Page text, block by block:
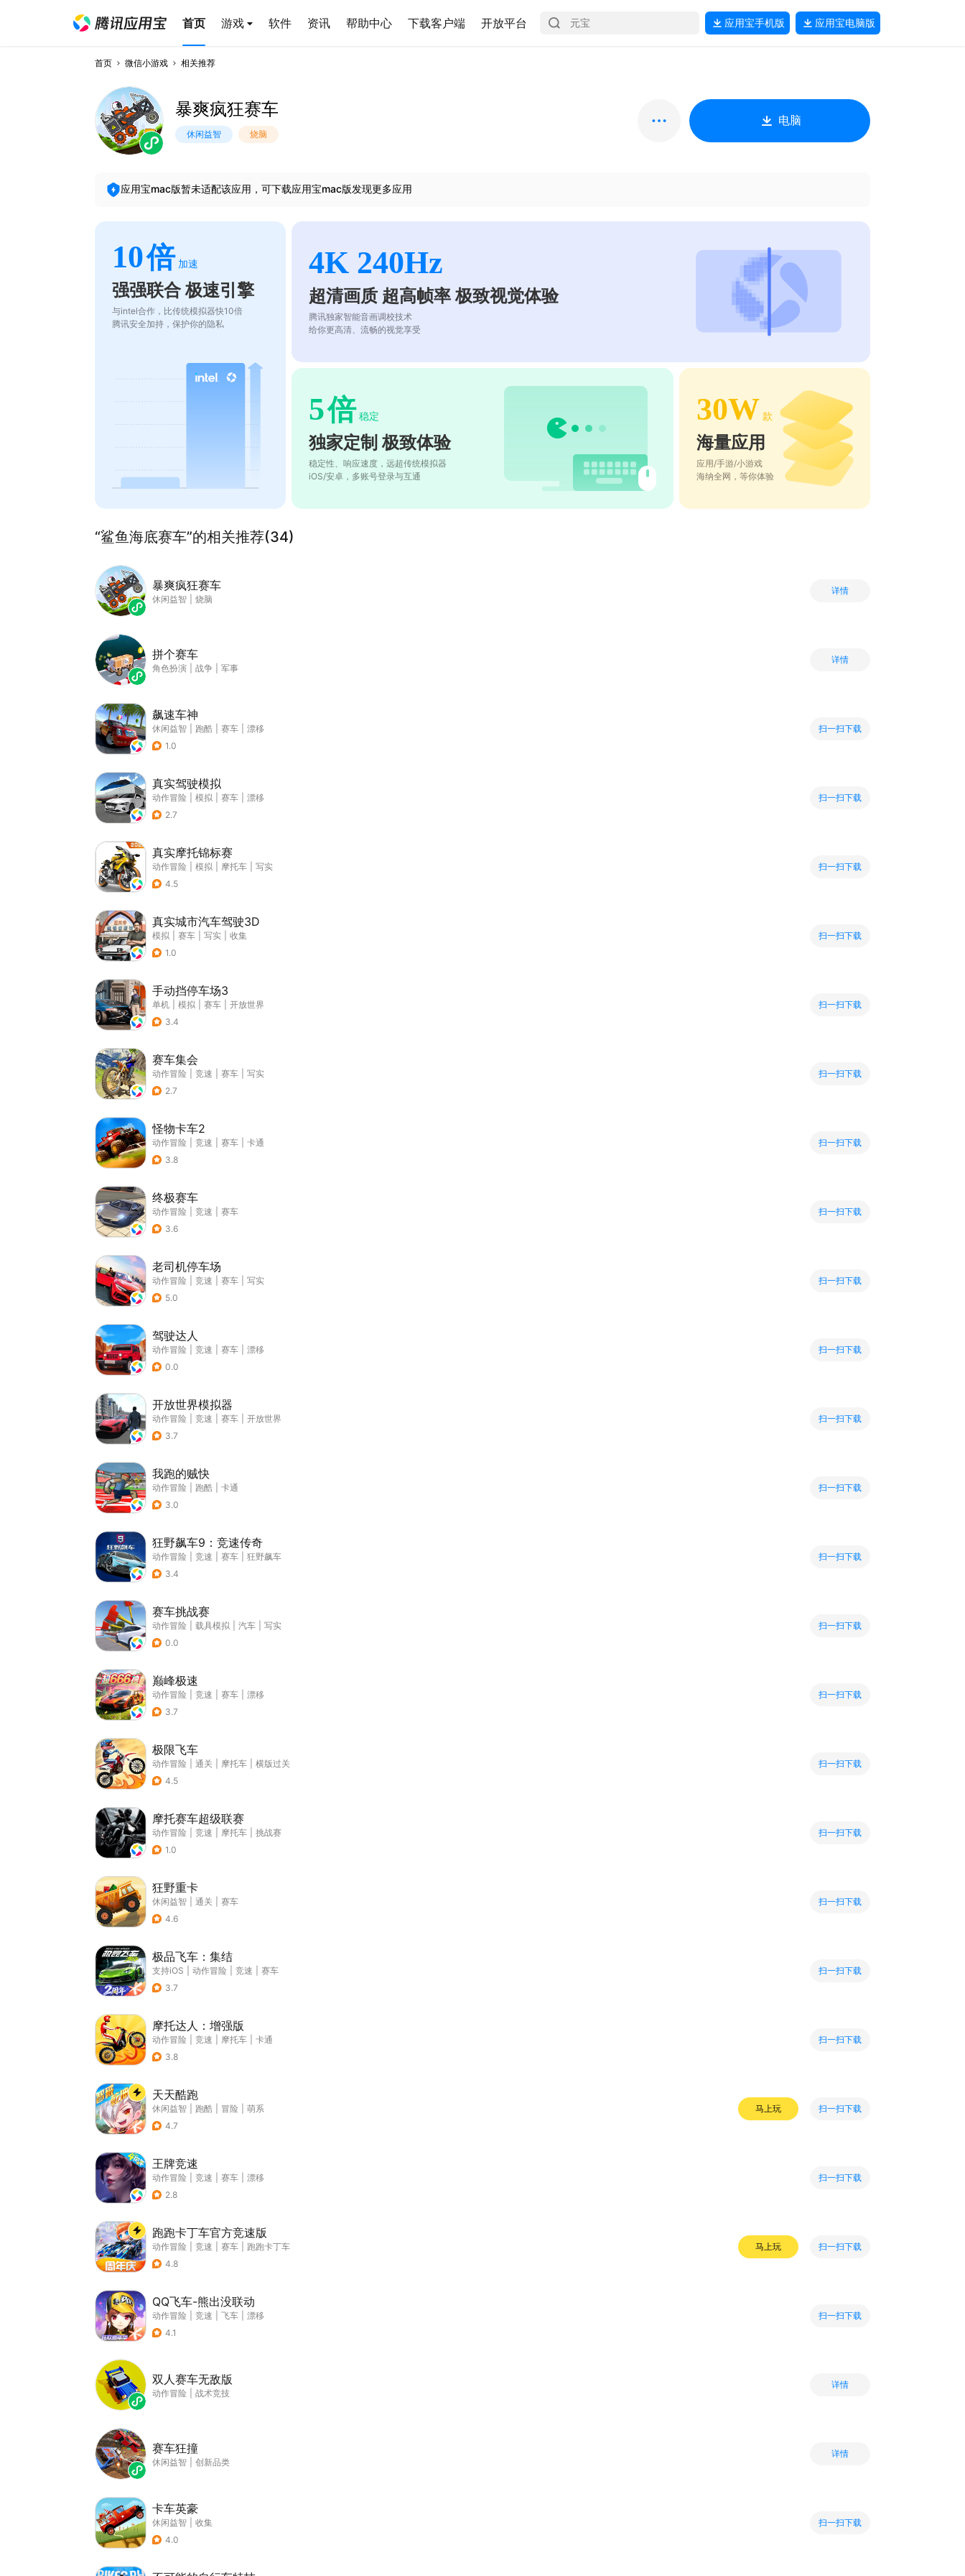
首页 游戏 软件 资讯 帮助中心 下载客户端 开放平台 应用宝手机版 应用宝电脑版
首页 微信小游戏 相关推荐
暴爽疯狂赛车
休闲益智 烧脑
电脑
应用宝mac版暂未适配该应用，可下载应用宝mac版发现更多应用
10倍 加速
强强联合 极速引擎
与intel合作，比传统模拟器快10倍
腾讯安全加持，保护你的隐私
4K 240Hz
超清画质 超高帧率 极致视觉体验
腾讯独家智能音画调校技术
给你更高清、流畅的视觉享受
5倍 稳定
独家定制 极致体验
稳定性、响应速度，远超传统模拟器
iOS/安卓，多账号登录与互通
30W 款
海量应用
应用/手游/小游戏
海纳全网，等你体验
“鲨鱼海底赛车”的相关推荐(34)
暴爽疯狂赛车
休闲益智 烧脑
详情
拼个赛车
角色扮演 战争 军事
详情
飙速车神
休闲益智 跑酷 赛车
漂移
1.0
扫一扫下载
真实驾驶模拟
动作冒险 模拟 赛车
漂移
2.7
扫一扫下载
真实摩托锦标赛
动作冒险 模拟 摩托车
写实
4.5
扫一扫下载
真实城市汽车驾驶3D
模拟 赛车 写实
收集
1.0
扫一扫下载
手动挡停车场3
单机 模拟 赛车
开放世界
3.4
扫一扫下载
赛车集会
动作冒险 竞速 赛车
写实
2.7
扫一扫下载
怪物卡车2
动作冒险 竞速 赛车
卡通
3.8
扫一扫下载
终极赛车
动作冒险 竞速
赛车
3.6
扫一扫下载
老司机停车场
动作冒险 竞速 赛车
写实
5.0
扫一扫下载
驾驶达人
动作冒险 竞速 赛车
漂移
0.0
扫一扫下载
开放世界模拟器
动作冒险 竞速 赛车
开放世界
3.7
扫一扫下载
我跑的贼快
动作冒险 跑酷
卡通
3.0
扫一扫下载
狂野飙车9：竞速传奇
动作冒险 竞速 赛车
狂野飙车
3.4
扫一扫下载
赛车挑战赛
动作冒险 载具模拟 汽车
写实
0.0
扫一扫下载
巅峰极速
动作冒险 竞速 赛车
漂移
3.7
扫一扫下载
极限飞车
动作冒险 通关 摩托车
横版过关
4.5
扫一扫下载
摩托赛车超级联赛
动作冒险 竞速 摩托车
挑战赛
1.0
扫一扫下载
狂野重卡
休闲益智 通关
赛车
4.6
扫一扫下载
极品飞车：集结
支持iOS 动作冒险 竞速
赛车
3.7
扫一扫下载
摩托达人：增强版
动作冒险 竞速 摩托车
卡通
3.8
扫一扫下载
天天酷跑
休闲益智 跑酷 冒险
萌系
4.7
马上玩 扫一扫下载
王牌竞速
动作冒险 竞速 赛车
漂移
2.8
扫一扫下载
跑跑卡丁车官方竞速版
动作冒险 竞速 赛车
跑跑卡丁车
4.8
马上玩 扫一扫下载
QQ飞车-熊出没联动
动作冒险 竞速 飞车
漂移
4.1
扫一扫下载
双人赛车无敌版
动作冒险 战术竞技
详情
赛车狂撞
休闲益智 创新品类
详情
卡车英豪
休闲益智
收集
4.0
扫一扫下载